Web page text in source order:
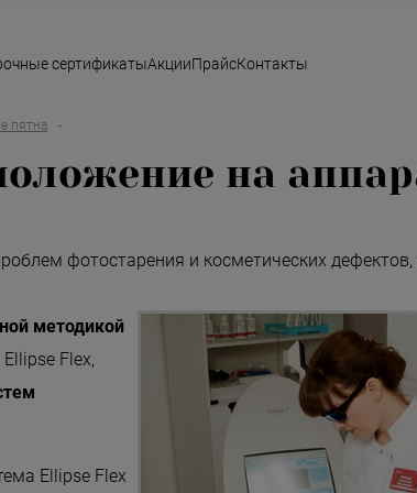
пятна
на
фотостарения и косметических
методикой
Flex,
Ellipse Flex
сертификатыАкцииПрайсКонтакты